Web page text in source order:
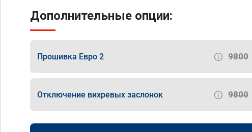
Дополнительные опции:
Прошивка Евро 2 9800
Отключение вихревых заслонок 9800